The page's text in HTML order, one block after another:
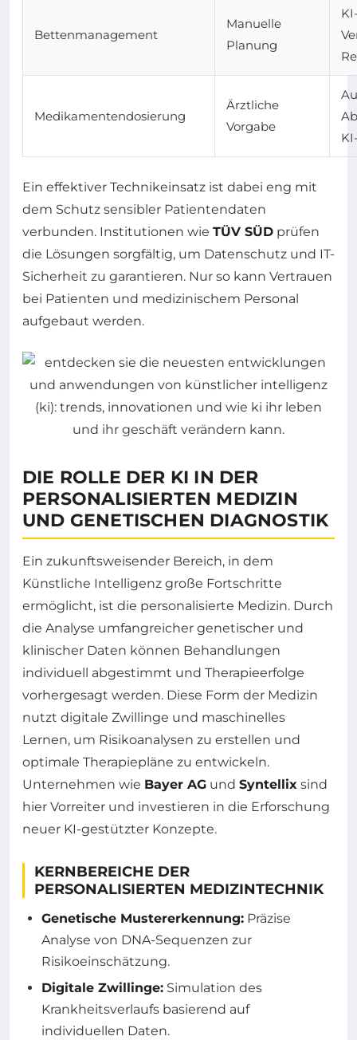
Bettenmanagement
Manuelle
Planung
Medikamentendosierung
Ärztliche
Vorgabe
Ein effektiver Technikeinsatz ist dabei eng mit
dem Schutz sensibler Patientendaten
verbunden. Institutionen wie TÜV SÜD prüfen
die Lösungen sorgfältig, um Datenschutz und IT-
Sicherheit zu garantieren. Nur so kann Vertrauen
bei Patienten und medizinischem Personal
aufgebaut werden.
DIE ROLLE DER KI IN DER
PERSONALISIERTEN MEDIZIN
UND GENETISCHEN DIAGNOSTIK
Ein zukunftsweisender Bereich, in dem
Künstliche Intelligenz große Fortschritte
ermöglicht, ist die personalisierte Medizin. Durch
die Analyse umfangreicher genetischer und
klinischer Daten können Behandlungen
individuell abgestimmt und Therapieerfolge
vorhergesagt werden. Diese Form der Medizin
nutzt digitale Zwillinge und maschinelles
Lernen, um Risikoanalysen zu erstellen und
optimale Therapiepläne zu entwickeln.
Unternehmen wie Bayer AG und Syntellix sind
hier Vorreiter und investieren in die Erforschung
neuer KI-gestützter Konzepte.
KERNBEREICHE DER
PERSONALISIERTEN MEDIZINTECHNIK
Genetische Mustererkennung: Präzise
Analyse von DNA-Sequenzen zur
Risikoeinschätzung.
Digitale Zwillinge: Simulation des
Krankheitsverlaufs basierend auf
individuellen Daten.